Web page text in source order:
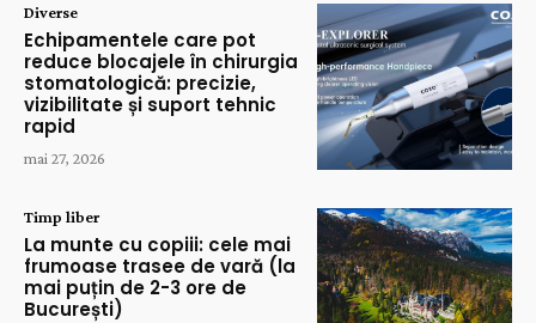
Diverse
Echipamentele care pot
reduce blocajele în chirurgia
stomatologică: precizie,
vizibilitate și suport tehnic
rapid
mai 27, 2026
Timp liber
La munte cu copiii: cele mai
frumoase trasee de vară (la
mai puțin de 2-3 ore de
București)